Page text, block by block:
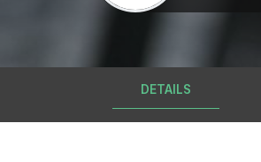
DETAILS